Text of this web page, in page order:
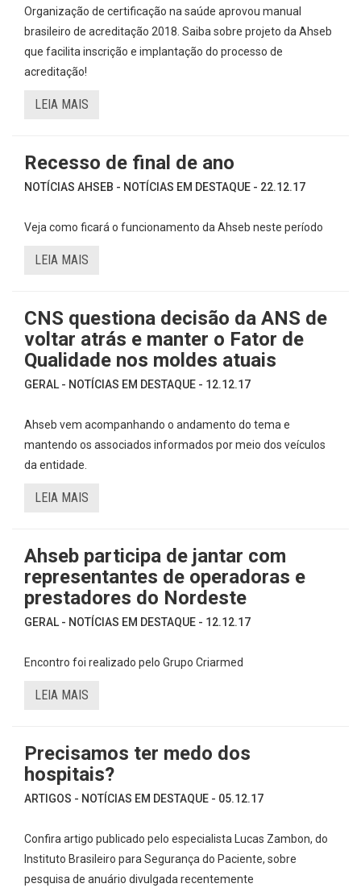
Organização de certificação na saúde aprovou manual
brasileiro de acreditação 2018. Saiba sobre projeto da Ahseb
que facilita inscrição e implantação do processo de
acreditação!
LEIA MAIS
Recesso de final de ano
NOTÍCIAS AHSEB - NOTÍCIAS EM DESTAQUE - 22.12.17
Veja como ficará o funcionamento da Ahseb neste período
LEIA MAIS
CNS questiona decisão da ANS de
voltar atrás e manter o Fator de
Qualidade nos moldes atuais
GERAL - NOTÍCIAS EM DESTAQUE - 12.12.17
Ahseb vem acompanhando o andamento do tema e
mantendo os associados informados por meio dos veículos
da entidade.
LEIA MAIS
Ahseb participa de jantar com
representantes de operadoras e
prestadores do Nordeste
GERAL - NOTÍCIAS EM DESTAQUE - 12.12.17
Encontro foi realizado pelo Grupo Criarmed
LEIA MAIS
Precisamos ter medo dos
hospitais?
ARTIGOS - NOTÍCIAS EM DESTAQUE - 05.12.17
Confira artigo publicado pelo especialista Lucas Zambon, do
Instituto Brasileiro para Segurança do Paciente, sobre
pesquisa de anuário divulgada recentemente